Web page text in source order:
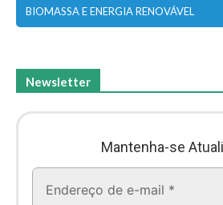
BIOMASSA E ENERGIA RENOVÁVEL
Newsletter
Mantenha-se